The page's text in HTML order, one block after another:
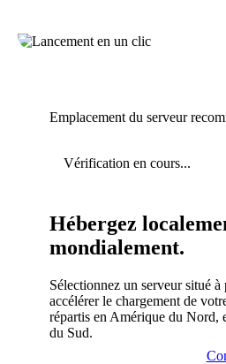
Emplacement du serveur
Vérification en cours...
Hébergez
mondialement.
Sélectionnez un serveur situé
accélérer le chargement de
répartis en Amérique du Nord,
du Sud.